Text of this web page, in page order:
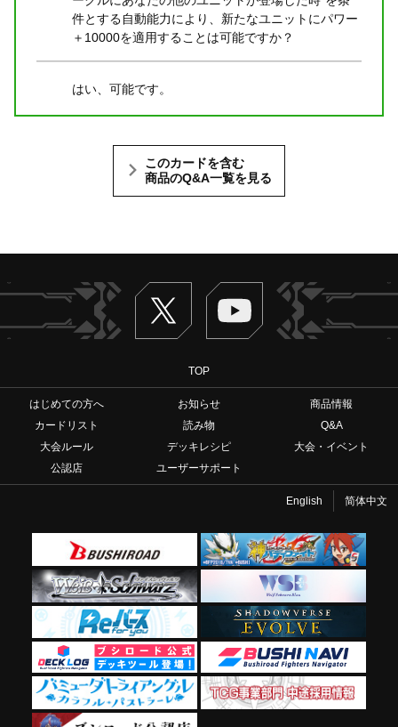
件とする自動能力により、新たなユニットにパワー
＋10000を適用することは可能ですか？
はい、可能です。
このカードを含む
商品のQ&A一覧を見る
Twitter ヴァンガードch
TOP
はじめての方へ お知らせ
商品情報
カードリスト
読み物
Q&A
大会ルール
デッキレシピ
大会・イベント
公認店
ユーザーサポート
English 简体中文